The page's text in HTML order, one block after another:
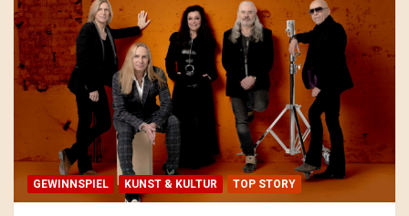
GEWINNSPIEL KUNST & KULTUR TOP STORY